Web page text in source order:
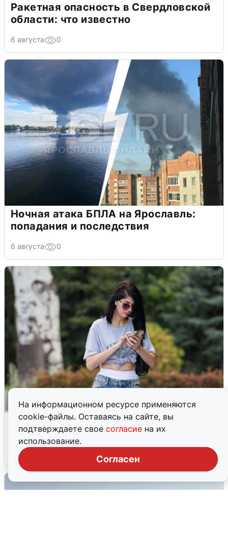
На информационном ресурсе применяются
cookie-файлы. Оставаясь на сайте, вы
подтверждаете свое согласие на их
использование.
Согласен
Ракетная опасность в Свердловской
области: что известно
6 августа 0
Ночная атака БПЛА на Ярославль:
попадания и последствия
6 августа 0
Волгоградцы остались без
мобильного интернета
6 августа